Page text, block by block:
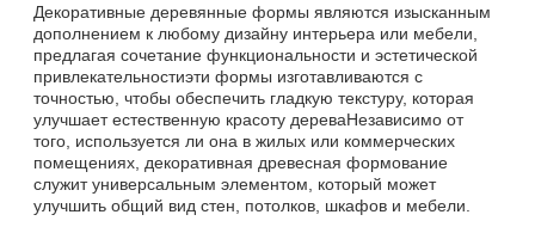
Декоративные деревянные формы являются изысканным
дополнением к любому дизайну интерьера или мебели,
предлагая сочетание функциональности и эстетической
привлекательностиэти формы изготавливаются с
точностью, чтобы обеспечить гладкую текстуру, которая
улучшает естественную красоту дереваНезависимо от
того, используется ли она в жилых или коммерческих
помещениях, декоративная древесная формование
служит универсальным элементом, который может
улучшить общий вид стен, потолков, шкафов и мебели.